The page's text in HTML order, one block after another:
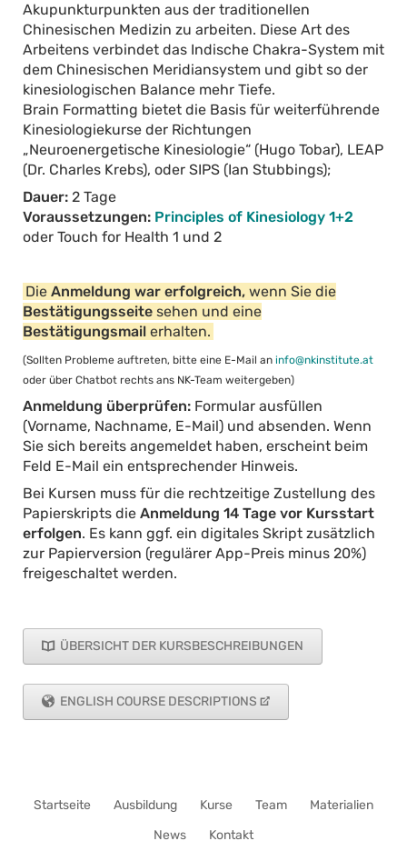
Akupunkturpunkten aus der traditionellen
Chinesischen Medizin zu arbeiten. Diese Art des
Arbeitens verbindet das Indische Chakra-System mit
dem Chinesischen Meridiansystem und gibt so der
kinesiologischen Balance mehr Tiefe.
Brain Formatting bietet die Basis für weiterführende
Kinesiologiekurse der Richtungen
„Neuroenergetische Kinesiologie“ (Hugo Tobar), LEAP
(Dr. Charles Krebs), oder SIPS (Ian Stubbings);
Dauer:2 Tage
Voraussetzungen: Principles of Kinesiology 1+2
oder Touch for Health 1 und 2
Die Anmeldung war erfolgreich, wenn Sie die
Bestätigungsseite sehen und eine
Bestätigungsmail erhalten.
(Sollten Probleme auftreten, bitte eine E-Mail an info@nkinstitute.at
oder über Chatbot rechts ans NK-Team weitergeben)
Anmeldung überprüfen:Formular ausfüllen
(Vorname, Nachname, E-Mail) und absenden. Wenn
Sie sich bereits angemeldet haben, erscheint beim
Feld E-Mail ein entsprechender Hinweis.
Bei Kursen muss für die rechtzeitige Zustellung des
Papierskripts die Anmeldung 14 Tage vor Kursstart
erfolgen. Es kann ggf. ein digitales Skript zusätzlich
zur Papierversion (regulärer App-Preis minus 20%)
freigeschaltet werden.
ÜBERSICHT DER KURSBESCHREIBUNGEN
ENGLISH COURSE DESCRIPTIONS
Navigation
Startseite Ausbildung Kurse Team
Materialien
News
Kontakt